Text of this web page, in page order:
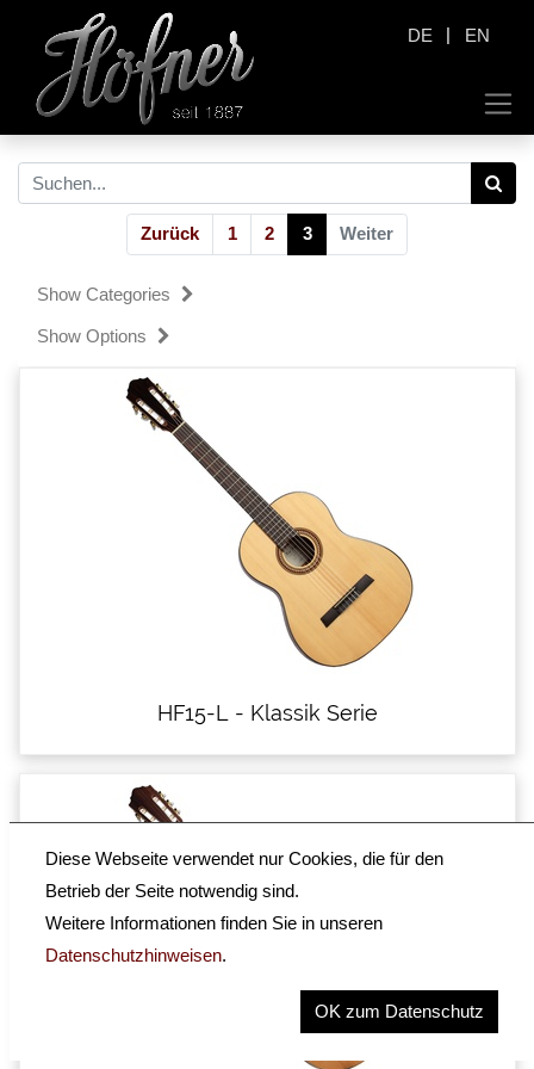
DE | EN
Zurück 1 2 3 Weiter
Show Categories
Show Options
HF15-L - Klassik Serie
Diese Webseite verwendet nur Cookies, die für den
Betrieb der Seite notwendig sind.
Weitere Informationen finden Sie in unseren
Datenschutzhinweisen.
OK zum Datenschutz